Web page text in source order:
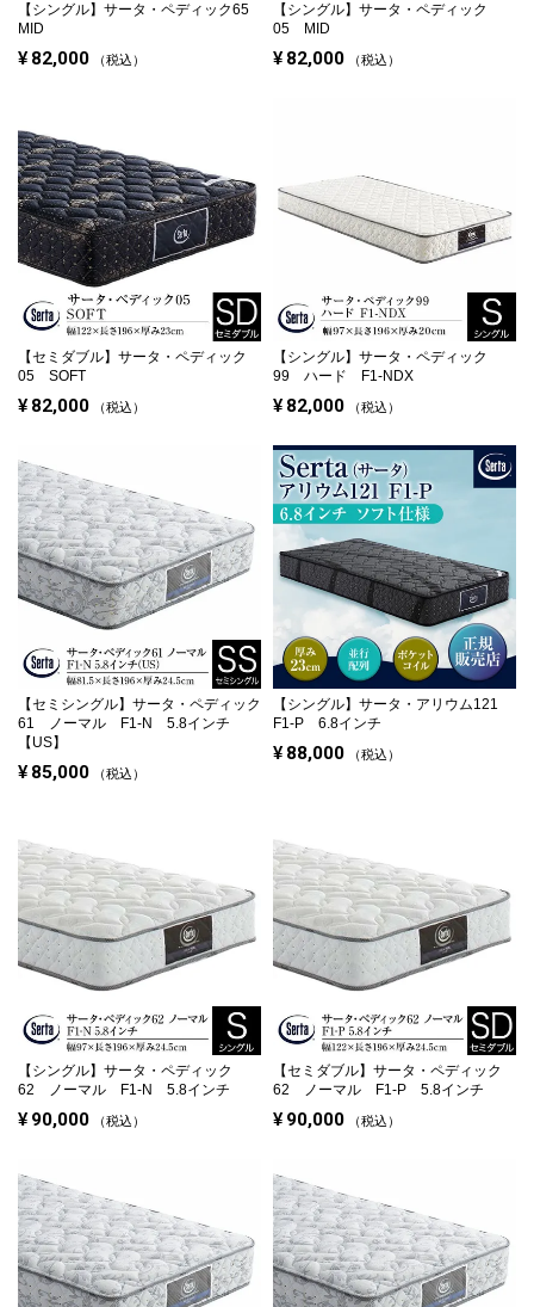
【シングル】 サータ・ペディック65
MID
¥ 82,000 税込
【シングル】 サータ・ペディック
05 MID
¥ 82,000 税込
【セミダブル】 サータ・ペディック
05 SOFT
¥ 82,000 税込
【シングル】 サータ・ペディック
99 ハード F1-NDX
¥ 82,000 税込
【セミシングル】 サータ・ペディック
61 ノーマル F1-N 5.8インチ
【US】
¥ 85,000 税込
【シングル】 サータ・アリウム121
F1-P 6.8インチ
¥ 88,000 税込
【シングル】 サータ・ペディック
62 ノーマル F1-N 5.8インチ
¥ 90,000 税込
【セミダブル】 サータ・ペディック
62 ノーマル F1-P 5.8インチ
¥ 90,000 税込